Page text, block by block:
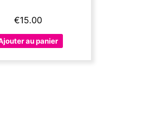
€15.00
au panier